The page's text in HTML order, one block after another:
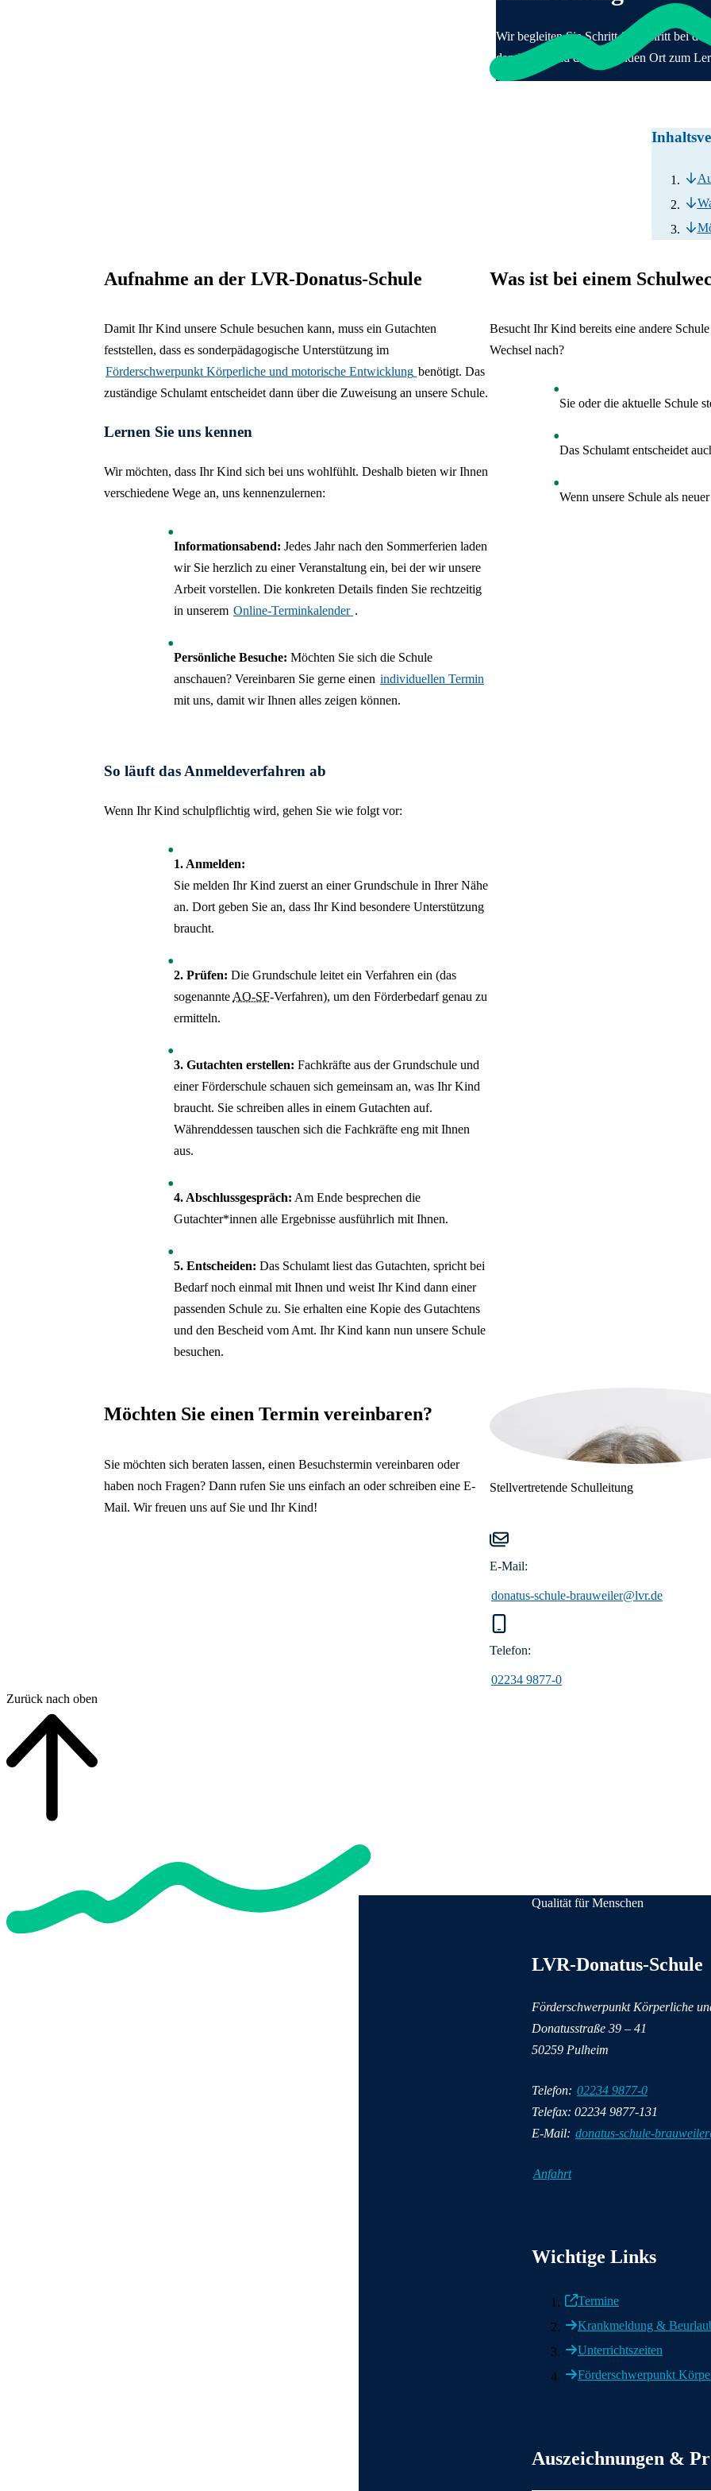
FSJ
Aktive
Aktive
Kontakt
Zurück
Français
Українська
Wir begleiten Sie Schritt für Schritt bei
damit Ihr Kind den passenden Ort zum
Aufnahme an der LVR-Donatus-Schule
Damit Ihr Kind unsere Schule besuchen kann, muss ein Gutachten
feststellen, dass es sonderpädagogische Unterstützung im
Förderschwerpunkt Körperliche und motorische Entwicklung benötigt. Das
zuständige Schulamt entscheidet dann über die Zuweisung an unsere Schule.
Lernen Sie uns kennen
Wir möchten, dass Ihr Kind sich bei uns wohlfühlt. Deshalb bieten wir Ihnen
verschiedene Wege an, uns kennenzulernen:
Informationsabend: Jedes Jahr nach den Sommerferien laden
wir Sie herzlich zu einer Veranstaltung ein, bei der wir unsere
Arbeit vorstellen. Die konkreten Details finden Sie rechtzeitig
in unserem Online-Terminkalender .
Persönliche Besuche: Möchten Sie sich die Schule
anschauen? Vereinbaren Sie gerne einen individuellen Termin
mit uns, damit wir Ihnen alles zeigen können.
So läuft das Anmeldeverfahren ab
Wenn Ihr Kind schulpflichtig wird, gehen Sie wie folgt vor:
1. Anmelden:
Sie melden Ihr Kind zuerst an einer Grundschule in Ihrer Nähe
an. Dort geben Sie an, dass Ihr Kind besondere Unterstützung
braucht.
2. Prüfen: Die Grundschule leitet ein Verfahren ein (das
sogenannteAO-SF-Verfahren), um den Förderbedarf genau zu
ermitteln.
3. Gutachten erstellen: Fachkräfte aus der Grundschule und
einer Förderschule schauen sich gemeinsam an, was Ihr Kind
braucht. Sie schreiben alles in einem Gutachten auf.
Währenddessen tauschen sich die Fachkräfte eng mit Ihnen
aus.
4. Abschlussgespräch: Am Ende besprechen die
Gutachter*innen alle Ergebnisse ausführlich mit Ihnen.
5. Entscheiden: Das Schulamt liest das Gutachten, spricht bei
Bedarf noch einmal mit Ihnen und weist Ihr Kind dann einer
passenden Schule zu. Sie erhalten eine Kopie des Gutachtens
und den Bescheid vom Amt. Ihr Kind kann nun unsere Schule
besuchen.
Was ist bei einem
Besucht Ihr Kind bereits eine andere
Wechsel nach?
Sie oder die aktuelle Schule
Das Schulamt entscheidet
Wenn unsere Schule als
Möchten Sie einen Termin vereinbaren?
Sie möchten sich beraten lassen, einen Besuchstermin vereinbaren oder
haben noch Fragen? Dann rufen Sie uns einfach an oder schreiben eine E-
Mail. Wir freuen uns auf Sie und Ihr Kind!
Stellvertretende Schulleitung
E-Mail:
donatus-schule-brauweiler@lvr.de
Telefon:
02234 9877-0
Zurück nach oben
Qualität für Menschen
LVR-Donatus-Schule
Förderschwerpunkt Körperliche
Donatusstraße 39 – 41
50259 Pulheim
Telefon: 02234 9877-0
Telefax: 02234 9877-131
E-Mail: donatus-schule-
Anfahrt
Wichtige Links
Termine
Krankmeldung &
Unterrichtszeiten
Förderschwerpunkt
Auszeichnungen &